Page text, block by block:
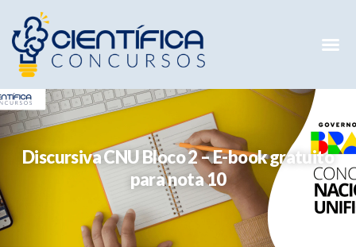
Discursiva CNU Bloco 2 – E-book gratuito
para nota 10